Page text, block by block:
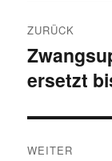
ZURÜCK
Vorheriger
Beitrag:
ersetzt
WEITER